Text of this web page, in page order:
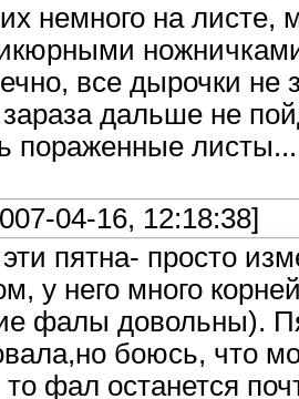
немного на листе,
все дырочки не
дальше не
пораженные
04-16, 12:18:38]
пятна- просто
у него много
фалы довольны).
боюсь, что
фал останется